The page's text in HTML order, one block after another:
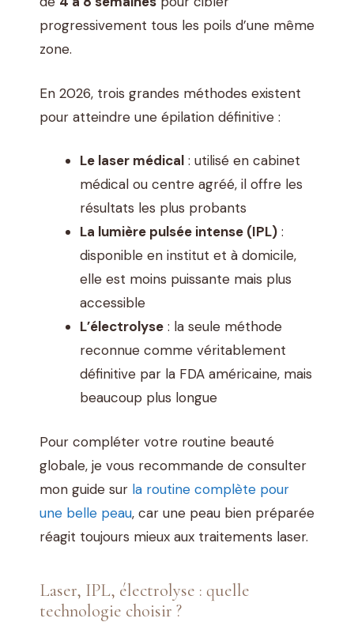
progressivement tous les poils d’une même
zone.
En 2026, trois grandes méthodes existent
pour atteindre une épilation définitive :
Le laser médical : utilisé en cabinet
médical ou centre agréé, il offre les
résultats les plus probants
La lumière pulsée intense (IPL) :
disponible en institut et à domicile,
elle est moins puissante mais plus
accessible
L’électrolyse : la seule méthode
reconnue comme véritablement
définitive par la FDA américaine, mais
beaucoup plus longue
Pour compléter votre routine beauté
globale, je vous recommande de consulter
mon guide sur la routine complète pour
une belle peau, car une peau bien préparée
réagit toujours mieux aux traitements laser.
Laser, IPL, électrolyse : quelle
technologie choisir ?